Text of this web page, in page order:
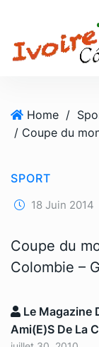
Home /
SPORT
18 Juin 2014
Coupe du
Colombie –
Le Magazine
Ami(e)s De La